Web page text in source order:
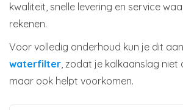
kwaliteit, snelle levering en service
rekenen.
Voor volledig onderhoud kun je dit
waterfilter, zodat je kalkaanslag niet
maar ook helpt voorkomen.